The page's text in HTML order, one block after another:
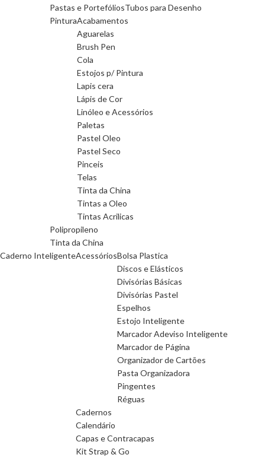
Pastas e PortefóliosTubos para Desenho
PinturaAcabamentos
Aguarelas
Brush Pen
Cola
Estojos p/ Pintura
Lapis cera
Lápis de Cor
Linóleo e Acessórios
Paletas
Pastel Oleo
Pastel Seco
Pinceis
Telas
Tinta da China
Tintas a Oleo
Tintas Acrilicas
Polipropileno
Tinta da China
Caderno InteligenteAcessóriosBolsa Plastica
Discos e Elásticos
Divisórias Básicas
Divisórias Pastel
Espelhos
Estojo Inteligente
Marcador Adeviso Inteligente
Marcador de Página
Organizador de Cartões
Pasta Organizadora
Pingentes
Réguas
Cadernos
Calendário
Capas e Contracapas
Kit Strap & Go